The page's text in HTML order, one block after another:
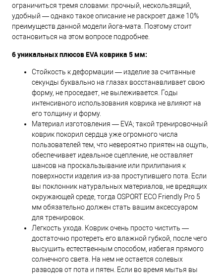
ограничиться тремя словами: прочный, нескользящий,
удобный — однако такое описание не раскроет даже 10%
преимуществ данной модели йога-мата. Поэтому стоит
остановиться на этом вопросе подробнее.
6 уникальных плюсов EVA коврика 5 мм:
Стойкость к деформации — изделие за считанные
секунды буквально на глазах восстанавливает свою
форму, не проседает, не вылеживается. Годы
интенсивного использования коврика не влияют на
его толщину и форму.
Материал изготовления — EVA; такой тренировочный
коврик покорил сердца уже огромного числа
пользователей тем, что невероятно приятен на ощупь,
обеспечивает идеальное сцепление, не оставляет
шансов на проскальзывание или прилипания к
поверхности изделия из-за проступившего пота. Если
вы поклонник натуральных материалов, не вредящих
окружающей среде, тогда OSPORT ECO Friendly Pro 5
мм обязательно должен стать вашим аксессуаром
для тренировок.
Легкость ухода. Коврик очень просто чистить —
достаточно протереть его влажной губкой, после чего
высушить естественным способом, избегая прямого
солнечного света. На нем не остается солевых
разводов от пота и пятен. Если во время мытья вы